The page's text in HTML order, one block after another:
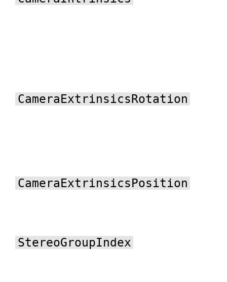
CameraExtrinsicsRotation
CameraExtrinsicsPosition
StereoGroupIndex